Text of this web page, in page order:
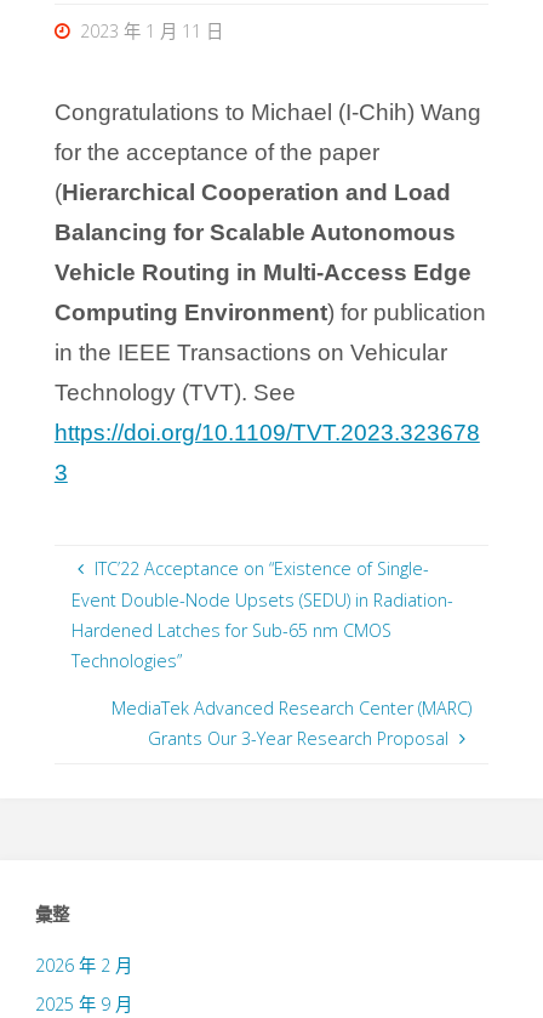
2023 年 1 月 11 日
Congratulations to Michael (I-Chih) Wang
for the acceptance of the paper
(Hierarchical Cooperation and Load
Balancing for Scalable Autonomous
Vehicle Routing in Multi-Access Edge
Computing Environment) for publication
in the IEEE Transactions on Vehicular
Technology (TVT). See
https://doi.org/10.1109/TVT.2023.323678
3
ITC’22 Acceptance on “Existence of Single-
Event Double-Node Upsets (SEDU) in Radiation-
Hardened Latches for Sub-65 nm CMOS
Technologies”
MediaTek Advanced Research Center (MARC)
Grants Our 3-Year Research Proposal
彙整
2026 年 2 月
2025 年 9 月